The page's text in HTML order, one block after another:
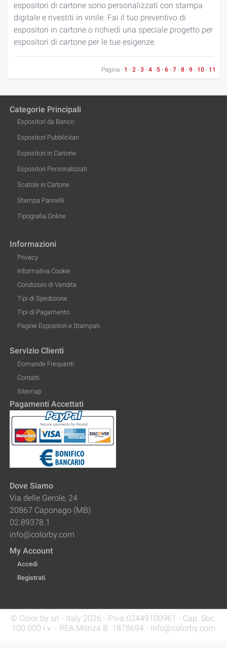
espositori di cartone sono personalizzati con stampa
digitale e rivestiti in vinile. Fai il tuo preventivo di
espositori in cartone o richiedi una speciale progetto per
espositori di cartone per le tue esigenze.
Pagina - 1 - 2 - 3 - 4 - 5 - 6 - 7 - 8 - 9 - 10 - 11
Categorie Principali
Espositori da Banco
Espositori Pubblicitari
Espositori in Cartone
Espositori Personalizzati
Scatole in Cartone
Stampa Pannelli
Tipografia Online
Informazioni
Privacy
Informativa Cookie
Condizioni di Vendita
Tipi di Spedizione
Tipi di Pagamento
Pagine Espositori e Stampati
Servizio Clienti
Domande Frequenti
Contatti
Sitemap
Pagamenti Accettati
Dove Siamo
Via delle Gerole, 24
20867 Caponago (MB)
02.89378.1
info@colorby.com
My Account
Accedi
Registrati
© Color by srl - Italy 2026 - P.Iva 02449100961 - Cap. Soc.
100.000 i.v. - REA Monza B. 1878694 - info@colorby.com